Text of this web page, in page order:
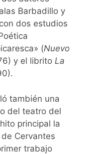
Barbadillo y
dos estudios
(Nuevo
y el librito La
también una
del teatro del
principal la
Cervantes
trabajo